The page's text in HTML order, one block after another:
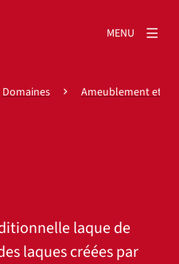
MENU
Domaines Ameublement et
laque de
laques créées par